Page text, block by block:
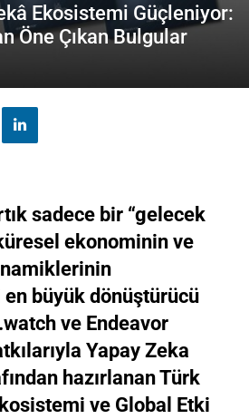
Ekosistemi Güçleniyor:
Öne Çıkan Bulgular
sadece bir “gelecek
ekonominin ve
büyük dönüştürücü
ve Endeavor
Yapay Zeka
hazırlanan Türk
ve Global Etki